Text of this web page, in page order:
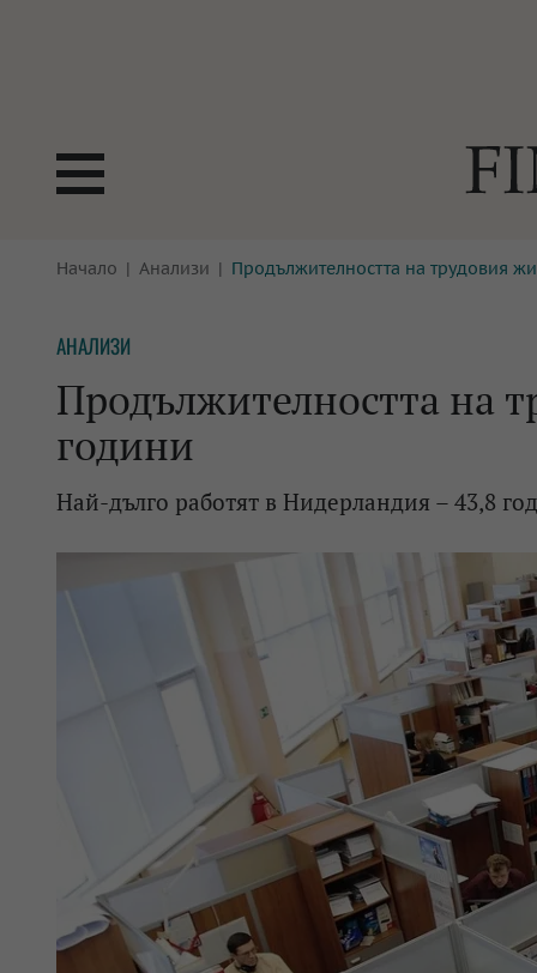
БОРСИ
КРИПТО
БАНКИ
ПАРИТЕ
ЗАСТРАХОВАНЕ
ЕНЕРГЕТИКА
ИМОТИ
Начало Анализи Продължителността на трудовия
АНАЛИЗИ
Продължителността на
години
Най-дълго работят в Нидерландия – 43,8